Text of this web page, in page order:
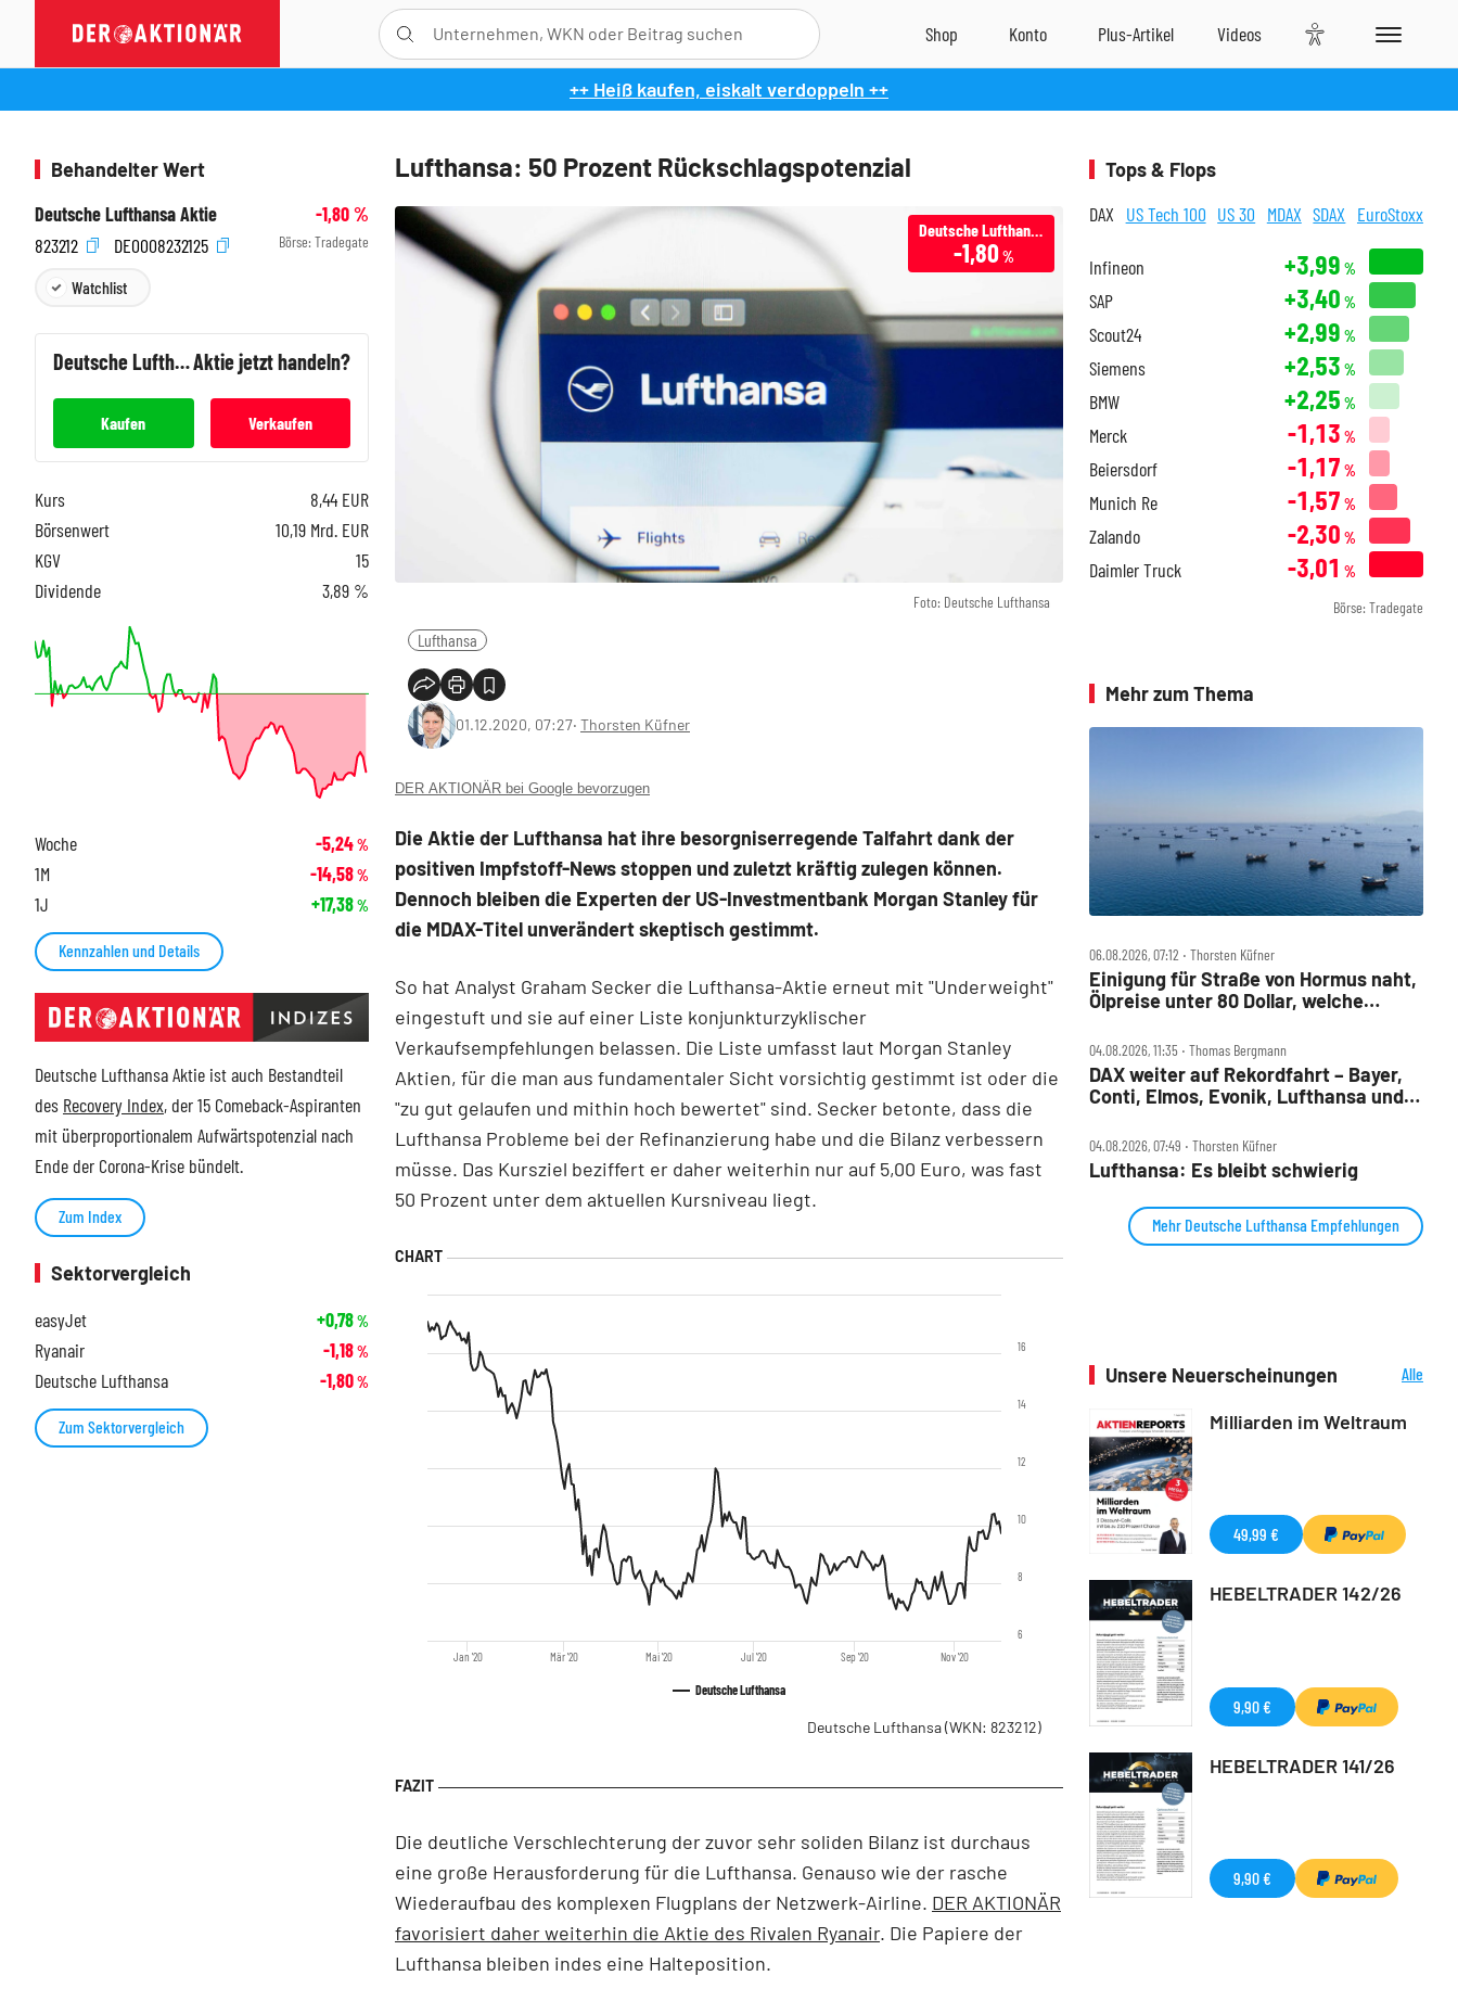
++ Heiß kaufen, eiskalt verdoppeln ++
Lufthansa: 50 Prozent Rückschlagspotenzial
Foto: Deutsche Lufthansa
Deutsche Lufthansa
-1,80 %
Lufthansa
01.12.2020, 07:27‧ Thorsten Küfner
DER AKTIONÄR bei Google bevorzugen
Die Aktie der Lufthansa hat ihre besorgniserregende Talfahrt dank der
positiven Impfstoff-News stoppen und zuletzt kräftig zulegen können.
Dennoch bleiben die Experten der US-Investmentbank Morgan Stanley für
die MDAX-Titel unverändert skeptisch gestimmt.
So hat Analyst Graham Secker die Lufthansa-Aktie erneut mit "Underweight"
eingestuft und sie auf einer Liste konjunkturzyklischer
Verkaufsempfehlungen belassen. Die Liste umfasst laut Morgan Stanley
Aktien, für die man aus fundamentaler Sicht vorsichtig gestimmt ist oder die
"zu gut gelaufen und mithin hoch bewertet" sind. Secker betonte, dass die
Lufthansa Probleme bei der Refinanzierung habe und die Bilanz verbessern
müsse. Das Kursziel beziffert er daher weiterhin nur auf 5,00 Euro, was fast
50 Prozent unter dem aktuellen Kursniveau liegt.
Deutsche Lufthansa
Jan '20 Mär '20 Mai '20 Jul '20 Sep '20 Nov '20
6
8
10
12
14
16
Deutsche Lufthansa(WKN: 823212)
Die deutliche Verschlechterung der zuvor sehr soliden Bilanz ist durchaus
eine große Herausforderung für die Lufthansa. Genauso wie der rasche
Wiederaufbau des komplexen Flugplans der Netzwerk-Airline. DER AKTIONÄR
favorisiert daher weiterhin die Aktie des Rivalen Ryanair. Die Papiere der
Lufthansa bleiben indes eine Halteposition.
Behandelter Wert
Deutsche Lufthansa Aktie
-1,80%
823212
DE0008232125 Börse: Tradegate
Watchlist
Deutsche LufthansaAktie jetzt handeln?
Kaufen Verkaufen
Kurs 8,44 EUR
Börsenwert
10,19 Mrd. EUR
KGV
15
Dividende
3,89 %
Woche -5,24%
1M -14,58%
1J +17,38%
Kennzahlen und Details
Deutsche Lufthansa Aktie ist auch Bestandteil
des Recovery Index, der 15 Comeback-Aspiranten
mit überproportionalem Aufwärtspotenzial nach
Ende der Corona-Krise bündelt.
Zum Index
Sektorvergleich
easyJet
+0,78%
Ryanair -1,18%
Deutsche Lufthansa -1,80%
Zum Sektorvergleich
Tops & Flops
DAX US Tech 100 US 30 MDAX SDAX EuroStoxx
Infineon +3,99 %
SAP +3,40 %
Scout24 +2,99 %
Siemens +2,53 %
BMW +2,25 %
Merck -1,13 %
Beiersdorf -1,17 %
Munich Re -1,57 %
Zalando -2,30 %
Daimler Truck -3,01 %
Börse: Tradegate
Mehr zum Thema
06.08.2026, 07:12 ‧ Thorsten Küfner
Einigung für Straße von Hormus naht,
Ölpreise unter 80 Dollar, welche
04.08.2026, 11:35 ‧ Thomas Bergmann
DAX weiter auf Rekordfahrt – Bayer,
Conti, Elmos, Evonik, Lufthansa und
04.08.2026, 07:49 ‧ Thorsten Küfner
Lufthansa: Es bleibt schwierig
Mehr Deutsche Lufthansa Empfehlungen
Unsere Neuerscheinungen
Alle
Milliarden im Weltraum
49,99 €
HEBELTRADER 142/26
9,90 €
HEBELTRADER 141/26
9,90 €